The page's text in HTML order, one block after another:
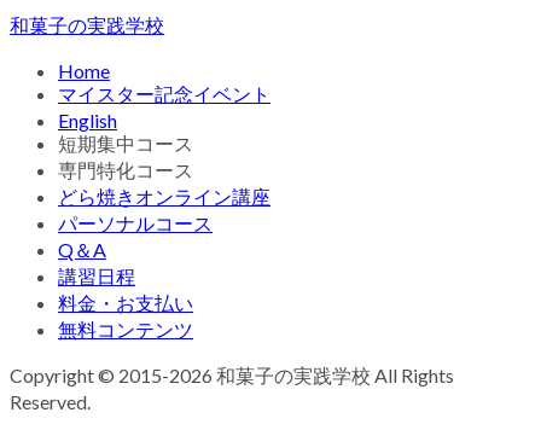
和菓子の実践学校
Home
マイスター記念イベント
English
短期集中コース
専門特化コース
どら焼きオンライン講座
パーソナルコース
Q＆A
講習日程
料金・お支払い
無料コンテンツ
Copyright © 2015-2026 和菓子の実践学校 All Rights
Reserved.